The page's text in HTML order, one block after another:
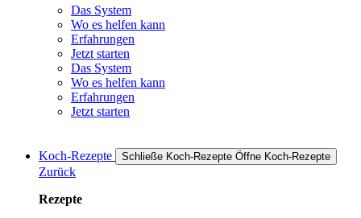
Das System
Wo es helfen kann
Erfahrungen
Jetzt starten
Das System
Wo es helfen kann
Erfahrungen
Jetzt starten
Koch-Rezepte Schließe Koch-Rezepte Öffne Koch-Rezepte
Zurück
Rezepte